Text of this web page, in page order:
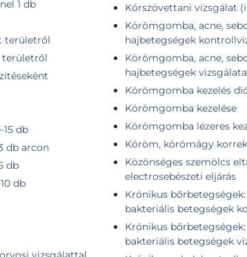
1 db
területről
területről
db
db arcon
db
db
Kórszövettani vizsgálat
Körömgomba, acne,
hajbetegségek
Körömgomba, acne,
hajbetegségek
Körömgomba kezelés
Körömgomba kezelése
Körömgomba lézeres
Köröm, körömágy
Közönséges szemölcs
electrosebészeti eljárás
Krónikus
bakteriális betegségek
Krónikus
bakteriális betegségek